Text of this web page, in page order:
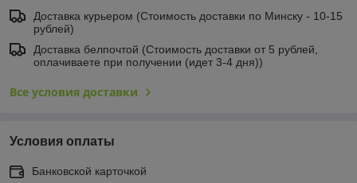
Доставка курьером (Стоимость доставки по Минску - 10-15
рублей)
Доставка белпочтой (Стоимость доставки от 5 рублей,
оплачиваете при получении (идет 3-4 дня))
Все условия доставки
Условия оплаты
Банковской карточкой